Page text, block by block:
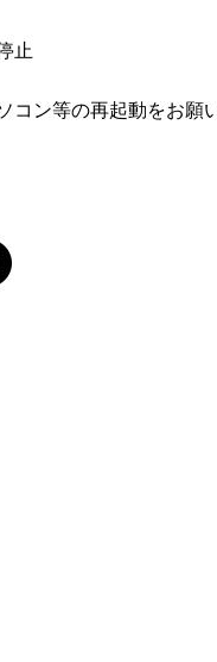
止
ン等の再起動をお願い